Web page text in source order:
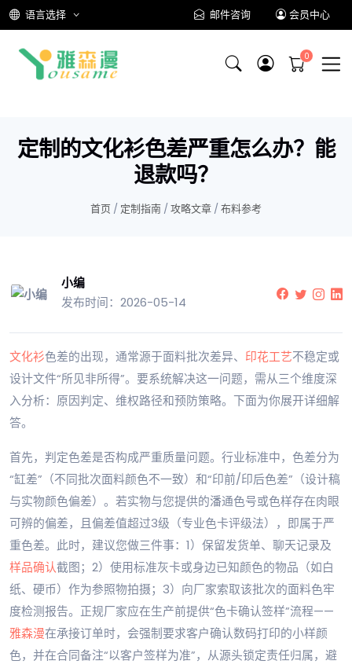
语言选择 邮件咨询 会员中心
定制的文化衫色差严重怎么办？能
退款吗？
首页 / 定制指南 / 攻略文章 / 布料参考
小编
发布时间：2026-05-14
文化衫色差的出现，通常源于面料批次差异、 印花工艺不稳定或
设计文件“所见非所得”。要系统解决这一问题，需从三个维度深
入分析：原因判定、维权路径和预防策略。下面为你展开详细解
答。
首先，判定色差是否构成严重质量问题。行业标准中，色差分为
“缸差”（不同批次面料颜色不一致）和“印前/印后色差”（设计稿
与实物颜色偏差）。若实物与您提供的潘通色号或色样存在肉眼
可辨的偏差，且偏差值超过3级（专业色卡评级法），即属于严
重色差。此时，建议您做三件事：1）保留发货单、聊天记录及
样品确认截图；2）使用标准灰卡或身边已知颜色的物品（如白
纸、硬币）作为参照物拍摄；3）向厂家索取该批次的面料色牢
度检测报告。正规厂家应在生产前提供“色卡确认签样”流程——
雅森漫在承接订单时，会强制要求客户确认数码打印的小样颜
色，并在合同备注“以客户签样为准”，从源头锁定责任归属，避